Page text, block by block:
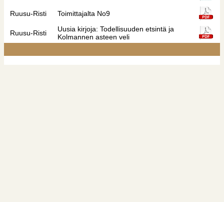
Ruusu-Risti Toimittajalta No9
Ruusu-Risti
Uusia kirjoja: Todellisuuden etsintä ja
Kolmannen asteen veli